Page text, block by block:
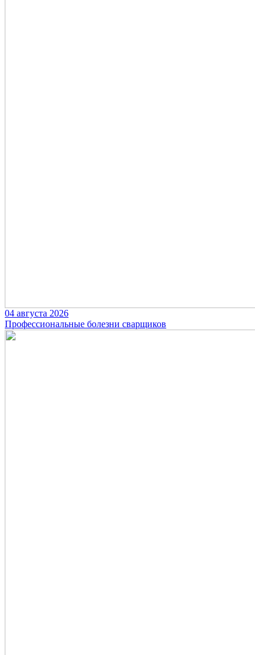
04 августа 2026
Профессиональные болезни сварщиков